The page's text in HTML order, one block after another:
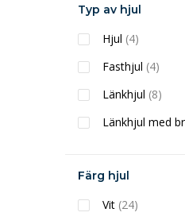
Typ av hjul
Hjul (4)
Fasthjul (4)
Länkhjul (8)
Länkhjul med
Färg hjul
Vit (24)